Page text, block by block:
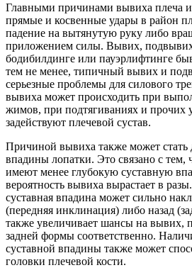
Главными причинами вывиха плеча и
прямые и косвенные удары в район
падение на вытянутую руку либо
приложением силы. Вывих, подвывих
бодибилдинге или пауэрлифтинге
тем не менее, типичный вывих и
серьезные проблемы для силового
вывиха может происходить при
жимов, при подтягиваниях и прочих
задействуют плечевой сустав.
Причиной вывиха также может стать
впадины лопатки. Это связано с тем,
имеют менее глубокую суставную
вероятность вывиха вырастает в
суставная впадина может сильно
(передняя инклинация) либо назад
также увеличивает шансы на вывих,
задней формы соответственно.
суставной впадины также может
головки плечевой кости.